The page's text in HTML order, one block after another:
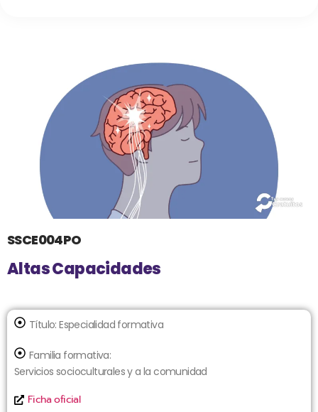
SSCE004PO
Altas Capacidades
Título:Especialidad formativa
Familia formativa:
Servicios socioculturales y a la comunidad
Ficha oficial